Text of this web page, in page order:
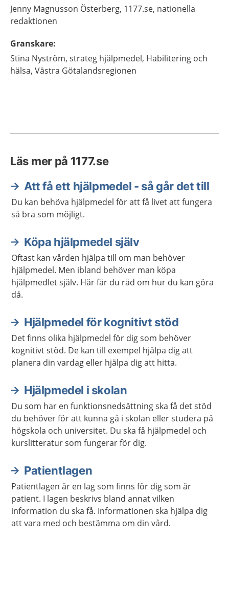
Jenny Magnusson Österberg, 1177.se, nationella
redaktionen
Granskare:
Stina Nyström, strateg hjälpmedel, Habilitering och
hälsa, Västra Götalandsregionen
Läs mer på 1177.se
Att få ett hjälpmedel - så går det till
Du kan behöva hjälpmedel för att få livet att fungera
så bra som möjligt.
Köpa hjälpmedel själv
Oftast kan vården hjälpa till om man behöver
hjälpmedel. Men ibland behöver man köpa
hjälpmedlet själv. Här får du råd om hur du kan göra
då.
Hjälpmedel för kognitivt stöd
Det finns olika hjälpmedel för dig som behöver
kognitivt stöd. De kan till exempel hjälpa dig att
planera din vardag eller hjälpa dig att hitta.
Hjälpmedel i skolan
Du som har en funktionsnedsättning ska få det stöd
du behöver för att kunna gå i skolan eller studera på
högskola och universitet. Du ska få hjälpmedel och
kurslitteratur som fungerar för dig.
Patientlagen
Patientlagen är en lag som finns för dig som är
patient. I lagen beskrivs bland annat vilken
information du ska få. Informationen ska hjälpa dig
att vara med och bestämma om din vård.